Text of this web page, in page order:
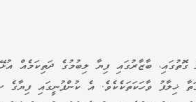
ބާޒާރުގައި ފިޔާ ލިބުމުގެ ދަތިކަމެއް
ޚިލާފު ވާހަކަތަކެކެވެ. އެ ކުންފުނީގައި ފިޔާގެ